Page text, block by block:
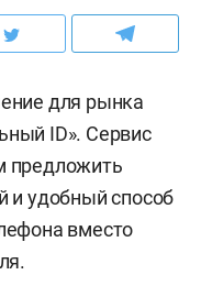
для рынка
ID». Сервис
предложить
и удобный способ
вместо